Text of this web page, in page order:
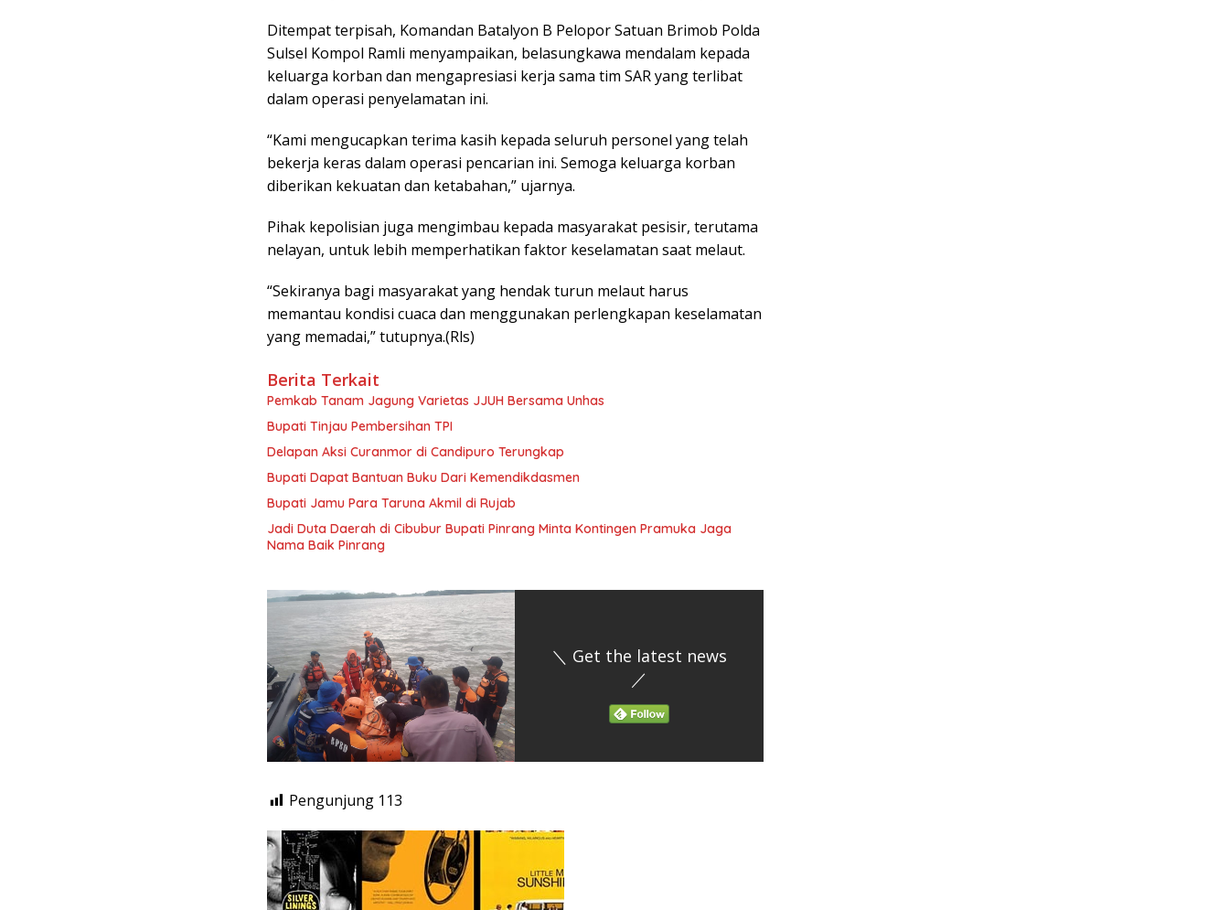
Ditempat terpisah, Komandan Batalyon B Pelopor Satuan Brimob Polda
Sulsel Kompol Ramli menyampaikan, belasungkawa mendalam kepada
keluarga korban dan mengapresiasi kerja sama tim SAR yang terlibat
dalam operasi penyelamatan ini.
“Kami mengucapkan terima kasih kepada seluruh personel yang telah
bekerja keras dalam operasi pencarian ini. Semoga keluarga korban
diberikan kekuatan dan ketabahan,” ujarnya.
Pihak kepolisian juga mengimbau kepada masyarakat pesisir, terutama
nelayan, untuk lebih memperhatikan faktor keselamatan saat melaut.
“Sekiranya bagi masyarakat yang hendak turun melaut harus
memantau kondisi cuaca dan menggunakan perlengkapan keselamatan
yang memadai,” tutupnya.(Rls)
Berita Terkait
Pemkab Tanam Jagung Varietas JJUH Bersama Unhas
Bupati Tinjau Pembersihan TPI
Delapan Aksi Curanmor di Candipuro Terungkap
Bupati Dapat Bantuan Buku Dari Kemendikdasmen
Bupati Jamu Para Taruna Akmil di Rujab
Jadi Duta Daerah di Cibubur Bupati Pinrang Minta Kontingen Pramuka Jaga
Nama Baik Pinrang
＼ Get the latest news
／
Pengunjung 113